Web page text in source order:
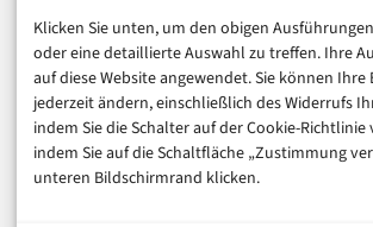
Klicken Sie unten, um den obigen
oder eine detaillierte Auswahl zu treffen. Ihre
auf diese Website angewendet. Sie können
jederzeit ändern, einschließlich des Widerrufs
indem Sie die Schalter auf der Cookie-
indem Sie auf die Schaltfläche „Zustimmung
unteren Bildschirmrand klicken.
CHATGPT KI OPENAI
In der ReiheKünstliche Intelligenz